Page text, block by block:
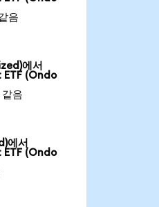
음
에서
(Ondo
음
에서
(Ondo